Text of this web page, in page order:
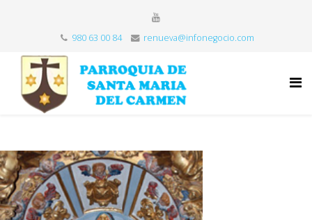
980 63 00 84 renueva@infonegocio.com